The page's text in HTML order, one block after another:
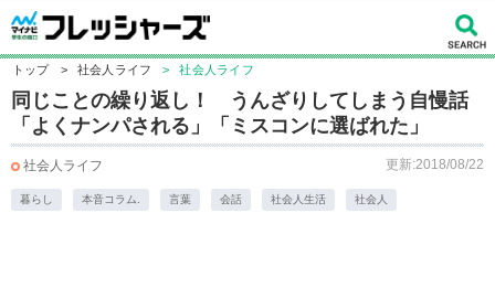
トップ > 社会人ライフ > 社会人ライフ
同じことの繰り返し！ うんざりしてしまう自慢話
「よくナンパされる」「ミスコンに選ばれた」
社会人ライフ 更新:2018/08/22
暮らし 本音コラム. 言葉 会話 社会人生活 社会人